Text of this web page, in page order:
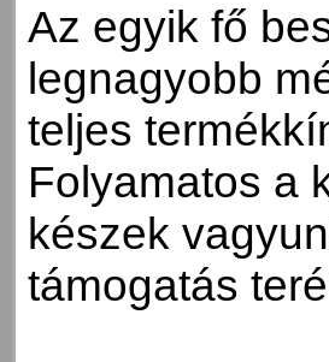
Az egyik fő
legnagyobb
teljes
Folyamatos a
készek
támogatás